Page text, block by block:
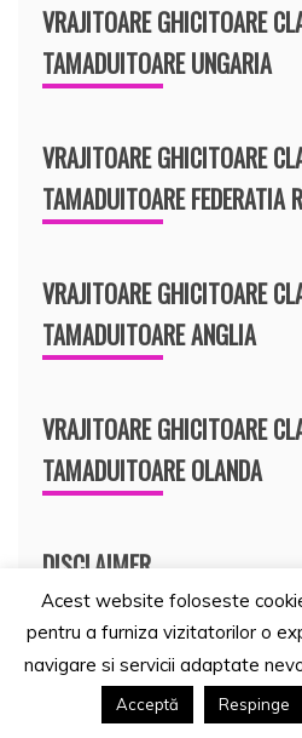
VRAJITOARE GHICITOARE
TAMADUITOARE UNGARIA
VRAJITOARE GHICITOARE
TAMADUITOARE FEDERATIA
VRAJITOARE GHICITOARE
TAMADUITOARE ANGLIA
VRAJITOARE GHICITOARE
TAMADUITOARE OLANDA
DISCLAIMER
Redacția poate să
care ilustrează un anumit
conțin dreptul de autor. Se va
acestora și faptul că prin
Acest website foloseste
pentru a furniza vizitatorilor o
navigare si servicii adaptate
Acceptă Respinge